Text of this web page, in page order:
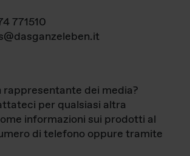
771510
rappresentante dei media?
per qualsiasi altra
informazioni sui prodotti al
di telefono oppure tramite